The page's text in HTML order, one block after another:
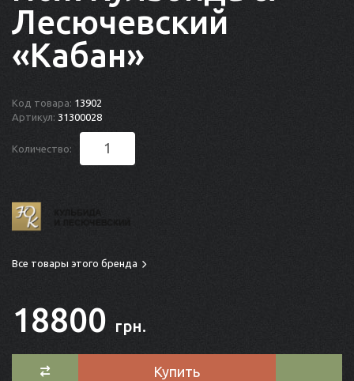
Лесючевский
«Кабан»
Код товара: 13902
Артикул: 31300028
Количество:
Все товары этого бренда
18800 грн.
Купить